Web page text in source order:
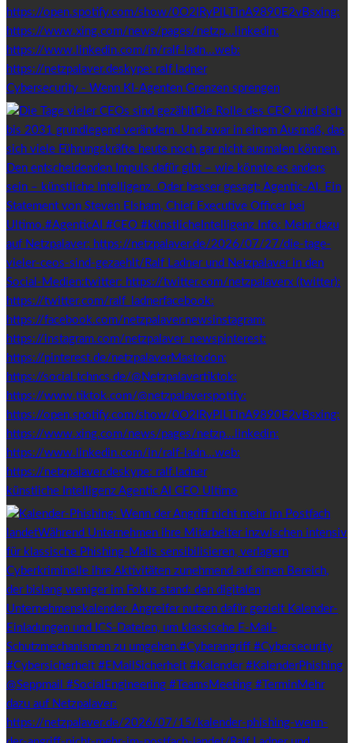
Cybersecurity - Wenn KI-Agenten Grenzen sprengen
künstliche Intelligenz Agentic AI CEO Ultimo